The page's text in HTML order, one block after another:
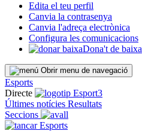
Edita el teu perfil
Canvia la contrasenya
Canvia l'adreça electrònica
Configura les comunicacions
Dona't de baixa
Obrir menu de navegació
Esports
Directe
Últimes notícies Resultats
Seccions
Esports